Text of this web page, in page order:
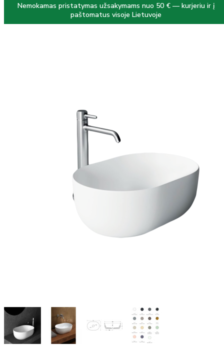
Nemokamas pristatymas užsakymams nuo 50 € — kurjeriu ir į
paštomatus visoje Lietuvoje